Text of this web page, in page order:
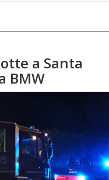
a Santa
BMW